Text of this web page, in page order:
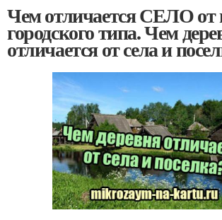
Чем отличается СЕЛО от
городского типа. Чем
отличается от села и